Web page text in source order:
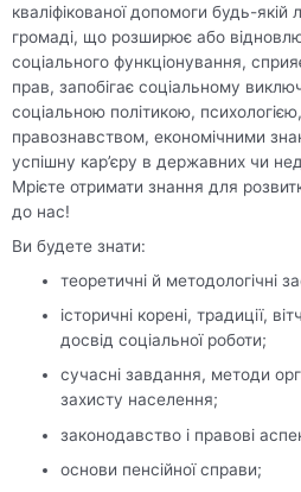
кваліфікованої допомоги будь-
громаді, що розширює або
соціального функціонування,
прав, запобігає соціальному
соціальною політикою,
правознавством, економічними
успішну кар’єру в державних чи
Мрієте отримати знання для
до нас!
Ви будете знати:
теоретичні й методологічні
історичні корені, традиції,
досвід соціальної роботи;
сучасні завдання, методи
захисту населення;
законодавство і правові
основи пенсійної справи;